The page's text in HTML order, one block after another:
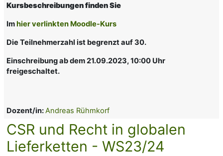
Kursbeschreibungen finden Sie
Imhier verlinkten Moodle-Kurs
Die Teilnehmerzahl ist begrenzt auf 30.
Einschreibung ab dem 21.09.2023, 10:00 Uhr
freigeschaltet.
Dozent/in:Andreas Rühmkorf
CSR und Recht in globalen
Lieferketten - WS23/24